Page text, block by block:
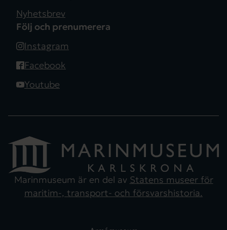
Nyhetsbrev
Följ och prenumerera
Instagram
Facebook
Youtube
Marinmuseum är en del av Statens museer för
maritim-, transport- och försvarshistoria.